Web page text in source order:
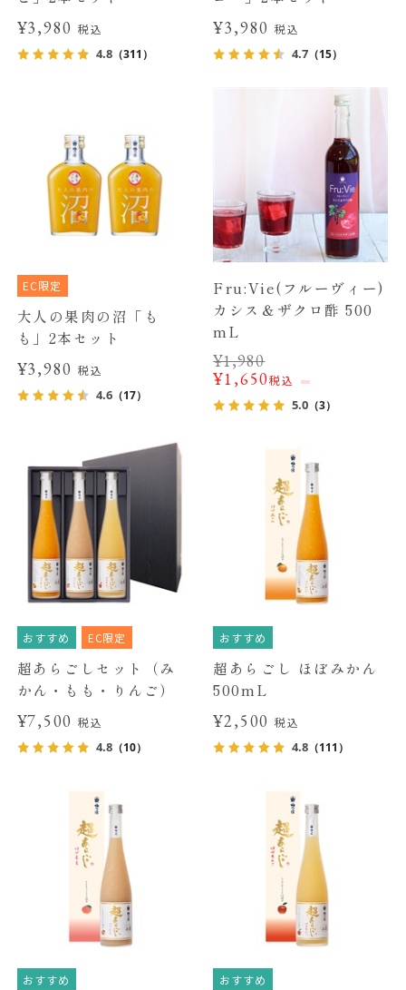
¥3,980税込
4.8（311）
¥3,980 税込
4.7 （15）
EC限定
大人の果肉の沼「も
も」2本セット
¥3,980税込
4.6（17）
Fru:Vie(フルーヴィー)
カシス＆ザクロ酢 500
mL
¥1,980
¥1,650税込
5.0 （3）
おすすめ EC限定
超あらごしセット（み
かん・もも・りんご）
¥7,500税込
4.8（10）
おすすめ
超あらごし ほぼみかん
500mL
¥2,500 税込
4.8 （111）
おすすめ おすすめ